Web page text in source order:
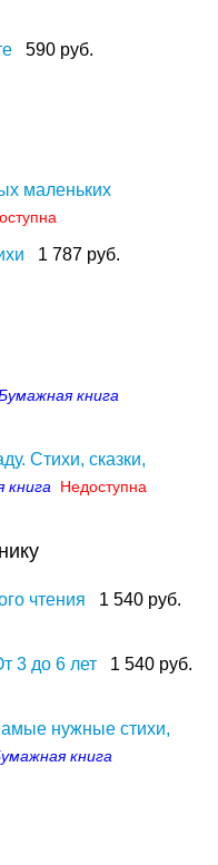
590 руб.
маленьких
1 787 руб.
книга
Стихи, сказки,
книга Недоступна
чтения 1 540 руб.
3 до 6 лет 1 540 руб.
нужные стихи,
книга